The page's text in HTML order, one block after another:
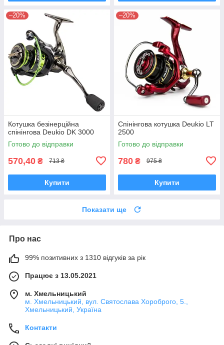
–20%
Котушка безінерційна
спінінгова Deukio DK 3000
Готово до відправки
570,40 ₴ 713 ₴
Купити
–20%
Спінінгова котушка Deukio LT
2500
Готово до відправки
780 ₴ 975 ₴
Купити
Показати ще
Про нас
99% позитивних з 1310 відгуків за рік
Працює з 13.05.2021
м. Хмельницький
м. Хмельницький, вул. Святослава Хороброго, 5.,
Хмельницький, Україна
Контакти